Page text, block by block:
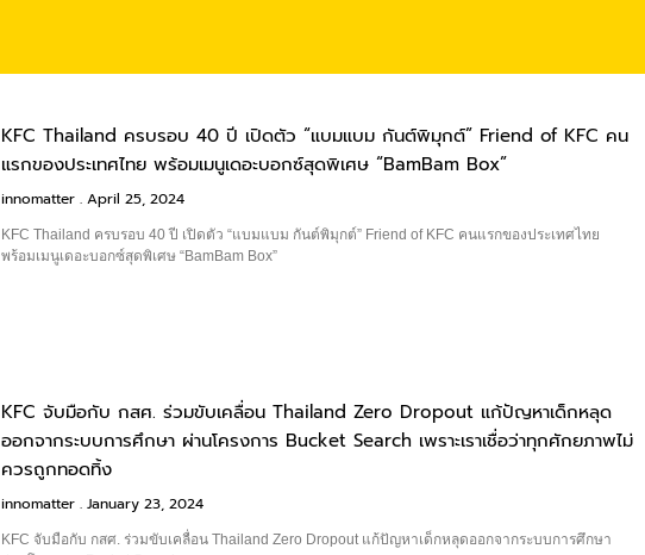
KFC Thailand ครบรอบ 40 ปี เปิดตัว “แบมแบม กันต์พิมุกต์” Friend of KFC คน
แรกของประเทศไทย พร้อมเมนูเดอะบอกซ์สุดพิเศษ “BamBam Box”
innomatter April 25, 2024
KFC Thailand ครบรอบ 40 ปี เปิดตัว “แบมแบม กันต์พิมุกต์” Friend of KFC คนแรกของประเทศไทย
พร้อมเมนูเดอะบอกซ์สุดพิเศษ “BamBam Box”
KFC จับมือกับ กสศ. ร่วมขับเคลื่อน Thailand Zero Dropout แก้ปัญหาเด็กหลุด
ออกจากระบบการศึกษา ผ่านโครงการ Bucket Search เพราะเราเชื่อว่าทุกศักยภาพไม่
ควรถูกทอดทิ้ง
innomatter January 23, 2024
KFC จับมือกับ กสศ. ร่วมขับเคลื่อน Thailand Zero Dropout แก้ปัญหาเด็กหลุดออกจากระบบการศึกษา